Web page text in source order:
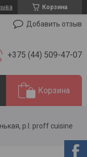
Корзина
Добавить отзыв
+375 (44) 509-47-07
Корзина
p.l. proff cuisine